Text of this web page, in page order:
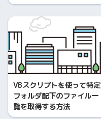
VBスクリプトを使って特定
フォルダ配下のファイル一
覧を取得する方法